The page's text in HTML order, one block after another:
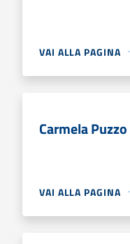
VAI ALLA PAGINA
Carmela Puzzo
VAI ALLA PAGINA